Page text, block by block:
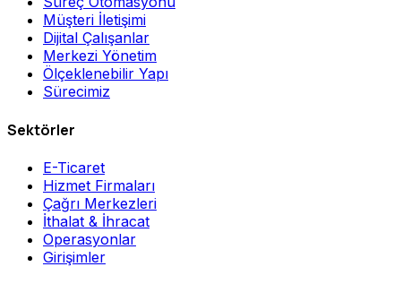
Müşteri İletişimi
Dijital Çalışanlar
Merkezi Yönetim
Ölçeklenebilir Yapı
Sürecimiz
Sektörler
E-Ticaret
Hizmet Firmaları
Çağrı Merkezleri
İthalat & İhracat
Operasyonlar
Girişimler